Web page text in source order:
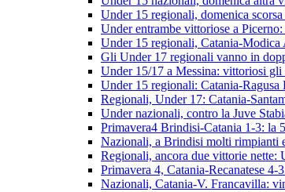
Under 15 regionali, domenica
Under entrambe vittoriose a
Under 15 regionali, Catania-Modica
Gli Under 17 regionali vanno in
Under 15/17 a Messina: vittoriosi
Under 15 regionali: Catania-Ragusa
Regionali, Under 17: Catania-
Under nazionali, contro la Juve
Primavera4 Brindisi-Catania 1-3: la
Nazionali, a Brindisi molti rimpianti
Regionali, ancora due vittorie nette:
Primavera 4, Catania-Recanatese
Nazionali, Catania-V. Francavilla: